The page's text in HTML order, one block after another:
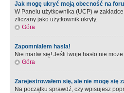
Jak mogę ukryć moją obecność na
W Panelu użytkownika (UCP) w
zliczany jako użytkownik ukryty.
Góra
Zapomniałem hasła!
Nie martw się! Jeśli twoje hasło nie
Góra
Zarejestrowałem się, ale nie mogę się
Na początku sprawdź, czy wpisujesz